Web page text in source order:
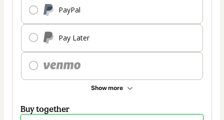
PayPal
Pay Later
Show more
Buy together